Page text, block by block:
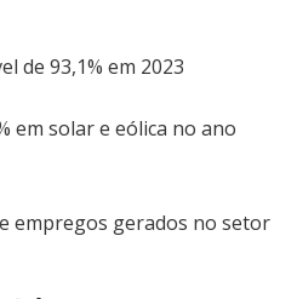
de 93,1% em 2023
em solar e eólica no ano
empregos gerados no setor